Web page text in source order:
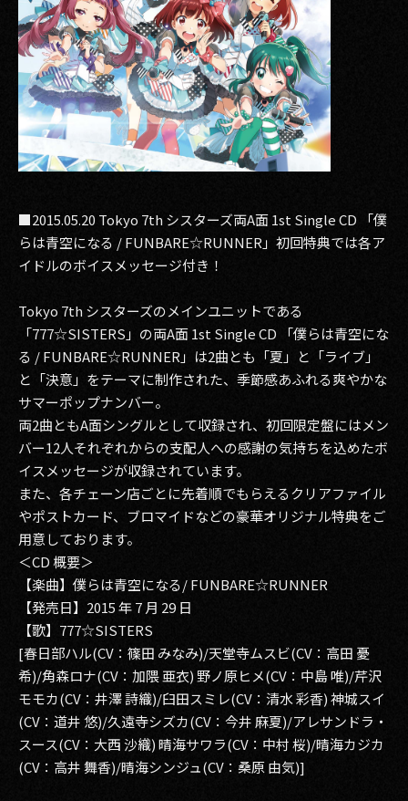
2015
2014
2013
2012
2010
2009
■2015.05.20 Tokyo 7th シスターズ両A面 1st Single CD 「僕
らは青空になる / FUNBARE☆RUNNER」初回特典では各ア
イドルのボイスメッセージ付き！
Tokyo 7th シスターズのメインユニットである
「777☆SISTERS」の両A面 1st Single CD 「僕らは青空にな
る / FUNBARE☆RUNNER」は2曲とも「夏」と「ライブ」
と「決意」をテーマに制作された、季節感あふれる爽やかな
サマーポップナンバー。
両2曲ともA面シングルとして収録され、初回限定盤にはメン
バー12人それぞれからの支配人への感謝の気持ちを込めたボ
イスメッセージが収録されています。
また、各チェーン店ごとに先着順でもらえるクリアファイル
やポストカード、ブロマイドなどの豪華オリジナル特典をご
用意しております。
＜CD 概要＞
【楽曲】僕らは青空になる/ FUNBARE☆RUNNER
【発売日】2015 年 7 月 29 日
【歌】777☆SISTERS
[春日部ハル(CV：篠田 みなみ)/天堂寺ムスビ(CV：高田 憂
希)/角森ロナ(CV：加隈 亜衣) 野ノ原ヒメ(CV：中島 唯)/芹沢
モモカ(CV：井澤 詩織)/臼田スミレ(CV：清水 彩香) 神城スイ
(CV：道井 悠)/久遠寺シズカ(CV：今井 麻夏)/アレサンドラ・
スース(CV：大西 沙織) 晴海サワラ(CV：中村 桜)/晴海カジカ
(CV：高井 舞香)/晴海シンジュ(CV：桑原 由気)]